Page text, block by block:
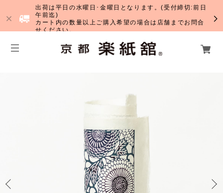
出荷は平日の水曜日･金曜日となります。(受付締切:前日
午前迄)
カート内の数量以上ご購入希望の場合は店舗までお問合
せください。